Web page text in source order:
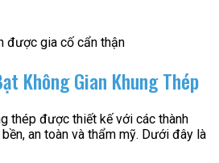
được gia cố cẩn thận
Không Gian Khung Thép
thép được thiết kế với các thành
an toàn và thẩm mỹ. Dưới đây là